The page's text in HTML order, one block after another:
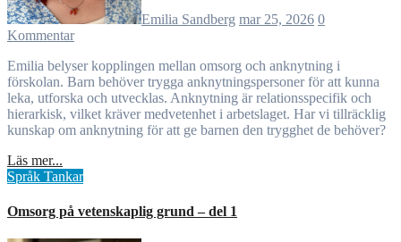
Emilia Sandberg mar 25, 2026 0
Kommentar
Emilia belyser kopplingen mellan omsorg och anknytning i
förskolan. Barn behöver trygga anknytningspersoner för att kunna
leka, utforska och utvecklas. Anknytning är relationsspecifik och
hierarkisk, vilket kräver medvetenhet i arbetslaget. Har vi tillräcklig
kunskap om anknytning för att ge barnen den trygghet de behöver?
Läs mer...
Språk Tankar
Omsorg på vetenskaplig grund – del 1